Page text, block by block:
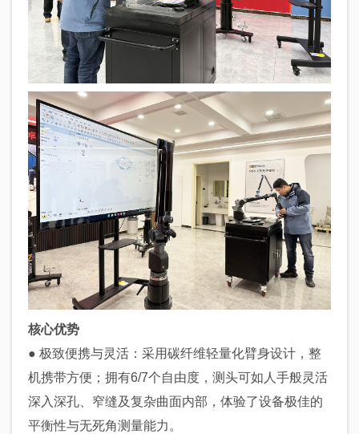
核心优势
● 极致便携与灵活：采用碳纤维轻量化臂身设计，整
机携带方便；拥有6/7个自由度，测头可如人手般灵活
深入深孔、窄缝及复杂曲面内部，体验了设备极佳的
平衡性与无死角测量能力。